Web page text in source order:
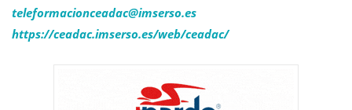
teleformacionceadac@imserso.es
https://ceadac.imserso.es/web/ceadac/